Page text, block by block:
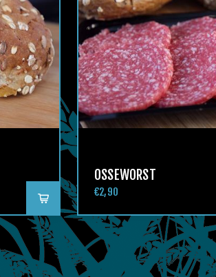
OSSEWORST
€2,90